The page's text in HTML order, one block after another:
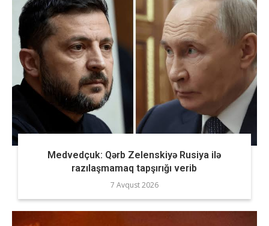
Medvedçuk: Qərb Zelenskiyə Rusiya ilə
razılaşmamaq tapşırığı verib
7 Avqust 2026